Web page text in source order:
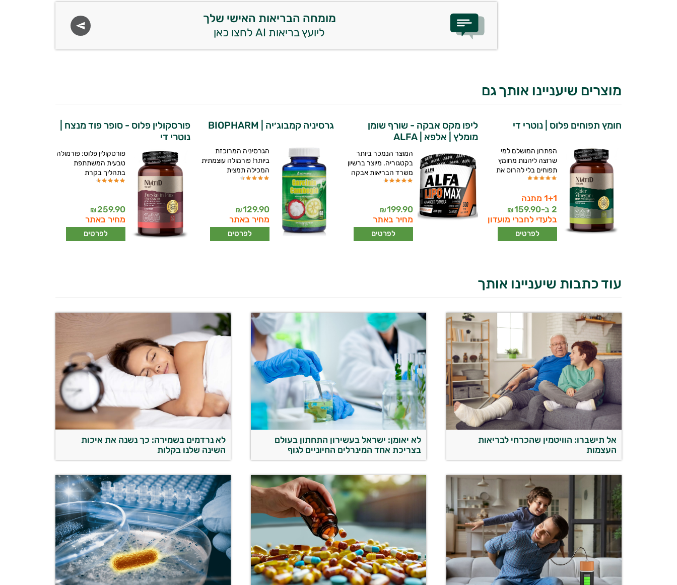
מומחה הבריאות האישי שלך
ליועץ בריאות AI לחצו כאן
מוצרים שיעניינו אותך גם
חומץ תפוחים פלוס | נוטרי די
הפתרון המושלם למי
שרוצה ליהנות מחומץ
תפוחים בלי להרוס את
1+1 מתנה
2 ב-
159.90
₪
בלעדי לחברי מועדון
לפרטים
ליפו מקס אבקה - שורף שומן
מומלץ | אלפא | ALFA
המוצר הנמכר ביותר
בקטגוריה. מיוצר ברשיון
משרד הבריאות אבקה
199.90
₪
מחיר באתר
לפרטים
גרסיניה קמבוג׳יה | BIOPHARM
הגרסיניה המרוכזת
ביותר! פורמולה עוצמתית
המכילה תמצית
129.90
₪
מחיר באתר
לפרטים
פורסקולין פלוס - סופר פוד מנצח |
נוטרי די
פורסקולין פלוס: פורמולה
טבעית המשתתפת
בתהליך בקרת
259.90
₪
מחיר באתר
לפרטים
עוד כתבות שיעניינו אותך
אל תישברו: הוויטמין שהכרחי לבריאות
העצמות
לא יאומן: ישראל בעשירון התחתון בעולם
בצריכת אחד המינרלים החיוניים לגוף
לא נרדמים בשמירה: כך נשנה את איכות
השינה שלנו בקלות